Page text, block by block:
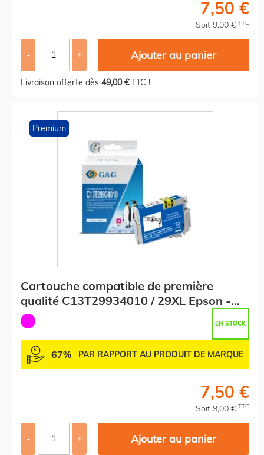
7,50 €
Soit 9,00 € TTC
- + Ajouter au panier
Livraison offerte dès 49,00 €TTC !
Premium
Cartouche compatible de première
qualité C13T29934010 / 29XL Epson -
magenta
EN STOCK
67% PAR RAPPORT AU PRODUIT DE MARQUE
7,50 €
Soit 9,00 € TTC
- + Ajouter au panier